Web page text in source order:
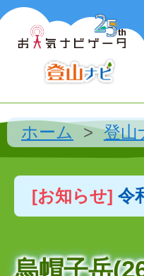
ホーム 登山
[お知らせ] 令
烏帽子岳